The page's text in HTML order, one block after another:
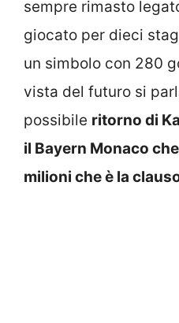
sempre rimasto
giocato per dieci
un simbolo con 280
vista del futuro si
possibile ritorno di
il Bayern Monaco
milioni che è la